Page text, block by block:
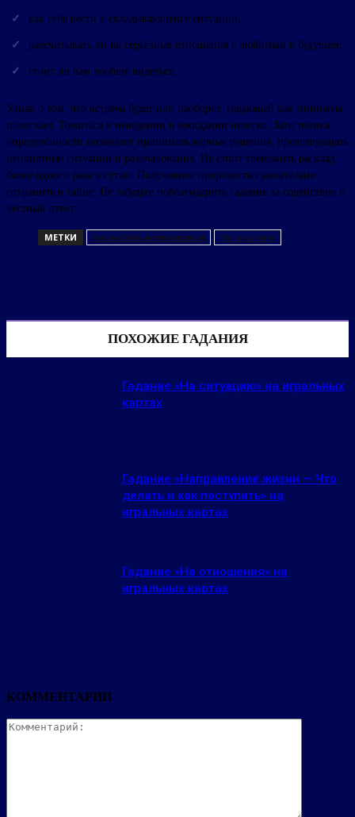
как себя вести в складывающейся ситуации;
рассчитывать ли на серьёзные отношения с любимым в будущем;
стоит ли вам вообще видеться.
Узнав о том, что встреча будет или наоборот, гадающей как минимум
полегчает. Томиться в неведении и ожидании нелегко. Зато толика
определённости позволяет принимать верные решения, предотвращать
неприятные ситуации и разочарования. Не стоит тревожить расклад
более одного раза в сутки. Полученное пророчество желательно
сохранить в тайне. Не забудьте поблагодарить гадание за содействие и
честный ответ.
МЕТКИ На любовь и отношения На мужчину
ПОХОЖИЕ ГАДАНИЯ
Гадание «На ситуацию» на игральных
картах
Гадание «Направление жизни — Что
делать и как поступить» на
игральных картах
Гадание «На отношения» на
игральных картах
КОММЕНТАРИИ